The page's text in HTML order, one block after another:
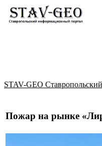
STAV-GEO
Пожар на рынке